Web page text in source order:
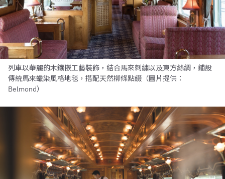
列車以華麗的木鑲嵌工藝裝飾，結合馬來刺繡以及東方絲綢，鋪設
傳統馬來蠟染風格地毯，搭配天然柳條點綴（圖片提供：
Belmond）